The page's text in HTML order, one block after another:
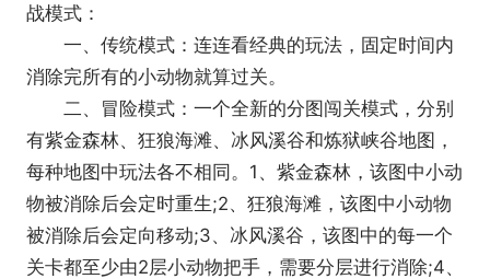
战模式：
一、传统模式：连连看经典的玩法，固定时间内
消除完所有的小动物就算过关。
二、冒险模式：一个全新的分图闯关模式，分别
有紫金森林、狂狼海滩、冰风溪谷和炼狱峡谷地图，
每种地图中玩法各不相同。1、紫金森林，该图中小动
物被消除后会定时重生;2、狂狼海滩，该图中小动物
被消除后会定向移动;3、冰风溪谷，该图中的每一个
关卡都至少由2层小动物把手，需要分层进行消除;4、